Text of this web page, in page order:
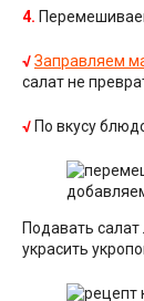
4.
√Заправляем
салат не
√ По вкусу
Подавать
украсить